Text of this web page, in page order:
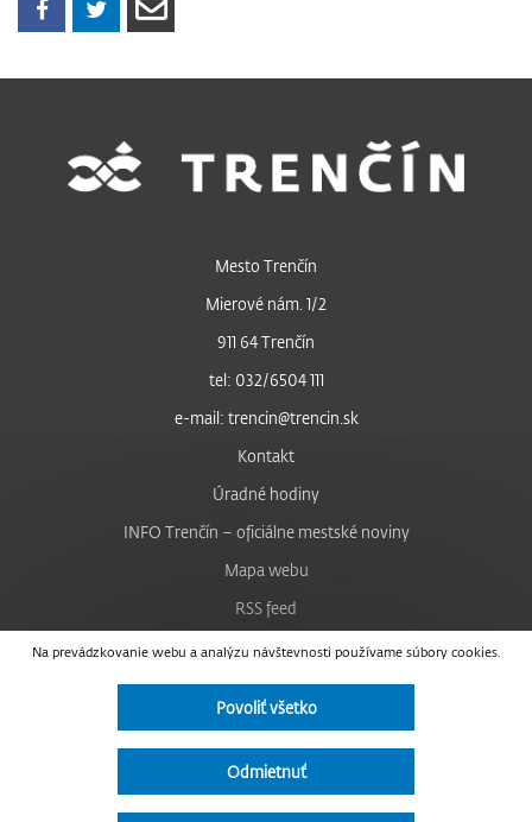
Na prevádzkovanie webu a analýzu návštevnosti používame súbory cookies.
Povoliť všetko
Odmietnuť
Mesto Trenčín
Mierové nám. 1/2
911 64 Trenčín
tel: 032/6504 111
e-mail: trencin@trencin.sk
Kontakt
Úradné hodiny
INFO Trenčín – oficiálne mestské noviny
Mapa webu
RSS feed
Nastavenie cookies
Facebook
Instagram
Vyhlásenie o prístupnosti